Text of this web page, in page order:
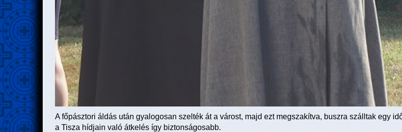
A főpásztori áldás után gyalogosan szelték át a várost, majd ezt megszakítva, buszra szálltak egy
a Tisza hídjain való átkelés így biztonságosabb.